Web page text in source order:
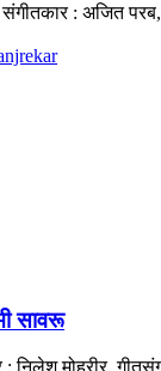
संगीतकार : अजित
सावरू
: निलेश मोहरीर,